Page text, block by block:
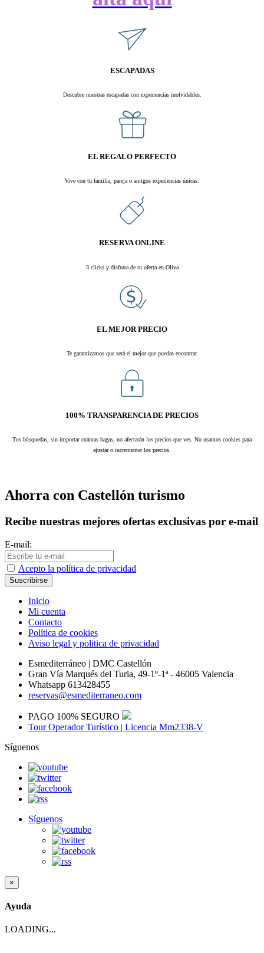
ESCAPADAS
Descubre nuestras escapadas con experiencias inolvidables.
EL REGALO PERFECTO
Vive con tu familia, pareja o amigos experiencias únicas.
RESERVA ONLINE
3 clicks y disfruta de tu oferta en Oliva
EL MEJOR PRECIO
Te garantizamos que será el mejor que puedas encontrar.
100% TRANSPARENCIA DE PRECIOS
Tus búsquedas, sin importar cuántas hagas, no afectarán los precios que ves. No usamos cookies para
ajustar o incrementar los precios.
Ahorra con Castellón turismo
Recibe nuestras mejores ofertas exclusivas por e-mail
E-mail:
Acepto la política de privacidad
Inicio
Mi cuenta
Contacto
Política de cookies
Aviso legal y politica de privacidad
Esmediterráneo | DMC Castellón
Gran Vía Marqués del Turia, 49-1º-1ª - 46005 Valencia
Whatsapp 613428455
reservas@esmediterraneo.com
PAGO 100% SEGURO
Tour Operador Turístico | Licencia Mm2338-V
Síguenos
Síguenos
×
Ayuda
LOADING...